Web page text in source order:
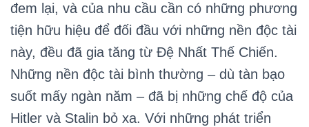
đem lại, và của nhu cầu cần có những phương
tiện hữu hiệu để đối đầu với những nền độc tài
này, đều đã gia tăng từ Đệ Nhất Thế Chiến.
Những nền độc tài bình thường – dù tàn bạo
suốt mấy ngàn năm – đã bị những chế độ của
Hitler và Stalin bỏ xa. Với những phát triển